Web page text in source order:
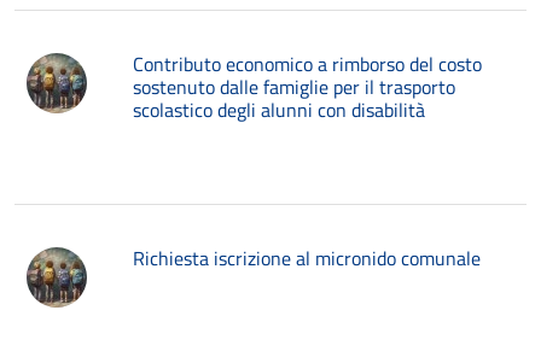
Contributo economico a rimborso del costo
sostenuto dalle famiglie per il trasporto
scolastico degli alunni con disabilità
Richiesta iscrizione al micronido comunale